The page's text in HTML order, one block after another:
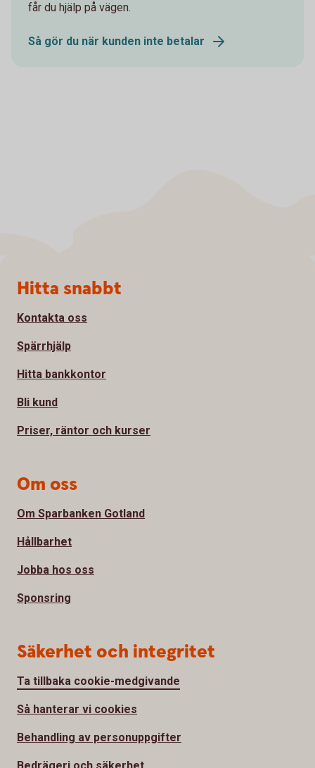
får du hjälp på vägen.
Så gör du när kunden inte betalar
Sidfot
Hitta snabbt
Kontakta oss
Spärrhjälp
Hitta bankkontor
Bli kund
Priser, räntor och kurser
Om oss
Om Sparbanken Gotland
Hållbarhet
Jobba hos oss
Sponsring
Säkerhet och integritet
Ta tillbaka cookie-medgivande
Så hanterar vi cookies
Behandling av personuppgifter